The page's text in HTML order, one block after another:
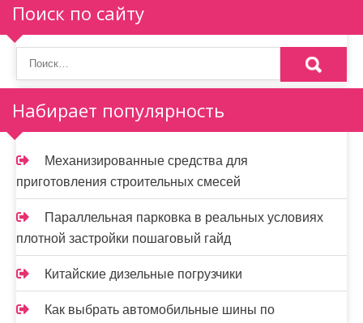
Поиск по сайту
Набирает популярность
Механизированные средства для
приготовления строительных смесей
Параллельная парковка в реальных условиях
плотной застройки пошаговый гайд
Китайские дизельные погрузчики
Как выбрать автомобильные шины по